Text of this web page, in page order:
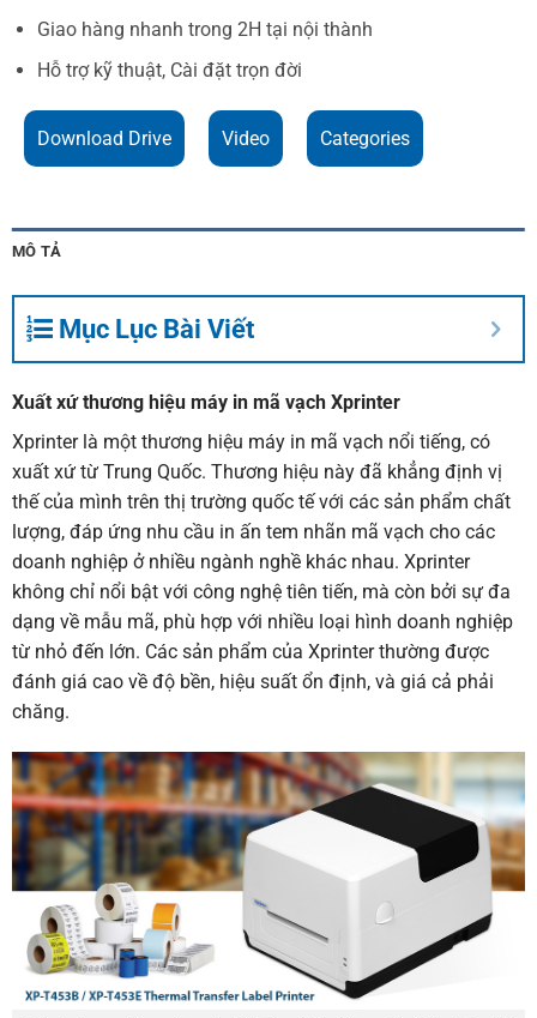
Giao hàng nhanh trong 2H tại nội thành
Hỗ trợ kỹ thuật, Cài đặt trọn đời
Download Drive Video Categories
MÔ TẢ
Mục Lục Bài Viết
Xuất xứ thương hiệu máy in mã vạch Xprinter
Xprinter là một thương hiệu máy in mã vạch nổi tiếng, có
xuất xứ từ Trung Quốc. Thương hiệu này đã khẳng định vị
thế của mình trên thị trường quốc tế với các sản phẩm chất
lượng, đáp ứng nhu cầu in ấn tem nhãn mã vạch cho các
doanh nghiệp ở nhiều ngành nghề khác nhau. Xprinter
không chỉ nổi bật với công nghệ tiên tiến, mà còn bởi sự đa
dạng về mẫu mã, phù hợp với nhiều loại hình doanh nghiệp
từ nhỏ đến lớn. Các sản phẩm của Xprinter thường được
đánh giá cao về độ bền, hiệu suất ổn định, và giá cả phải
chăng.